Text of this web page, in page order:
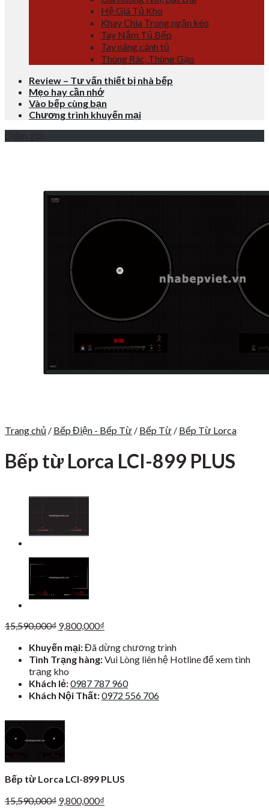
Hệ Giá Tủ Kho
Khay Chia Trong ngăn kéo
Tay Nắm Tủ Bếp
Tay nâng cánh tủ
Thùng Rác, Thùng Gạo
Review – Tư vấn thiết bị nhà bếp
Mẹo hay cần nhớ
Vào bếp cùng bạn
Chương trình khuyến mại
Trang chủ / Bếp Điện - Bếp Từ / Bếp Từ / Bếp Từ Lorca
Bếp từ Lorca LCI-899 PLUS
15,590,000₫ Giá
là:
15,590,000₫.
9,800,000₫
tại
là:
Khuyến mại:Đã dừng chương trình
Tình Trạng hàng:Vui Lòng liên hệ Hotline để xem tình
trạng kho
Khách lẻ:0987 787 960
Khách Nội Thất:0972 556 706
Bếp từ Lorca LCI-899 PLUS
15,590,000₫ Giá
9,800,000₫